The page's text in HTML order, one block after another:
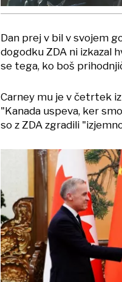
Dan prej v bil v svojem
dogodku ZDA ni izkazal
se tega, ko boš
Carney mu je v četrtek iz
"Kanada uspeva, ker
so z ZDA zgradili